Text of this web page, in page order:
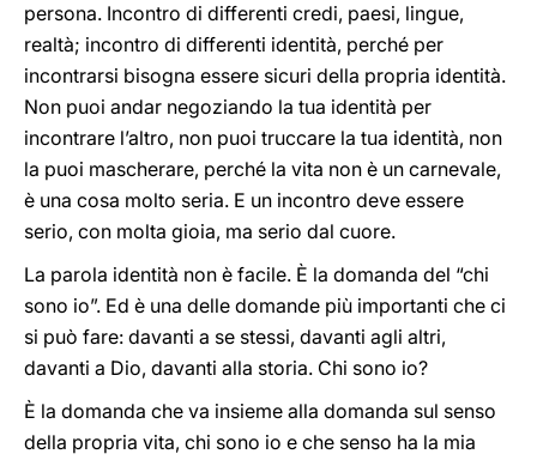
persona. Incontro di differenti credi, paesi, lingue,
realtà; incontro di differenti identità, perché per
incontrarsi bisogna essere sicuri della propria identità.
Non puoi andar negoziando la tua identità per
incontrare l’altro, non puoi truccare la tua identità, non
la puoi mascherare, perché la vita non è un carnevale,
è una cosa molto seria. E un incontro deve essere
serio, con molta gioia, ma serio dal cuore.
La parola identità non è facile. È la domanda del “chi
sono io”. Ed è una delle domande più importanti che ci
si può fare: davanti a se stessi, davanti agli altri,
davanti a Dio, davanti alla storia. Chi sono io?
È la domanda che va insieme alla domanda sul senso
della propria vita, chi sono io e che senso ha la mia